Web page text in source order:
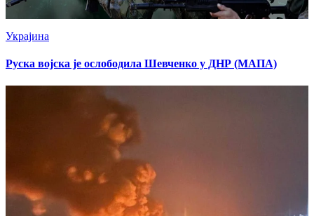
Украјина
Руска војска је ослободила Шевченко у ДНР (МАПА)